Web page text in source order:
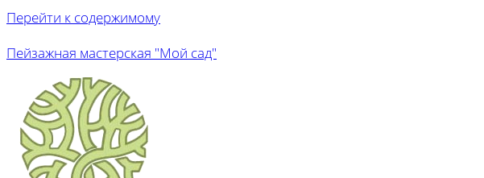
Перейти к содержимому
Пейзажная мастерская "Мой сад"